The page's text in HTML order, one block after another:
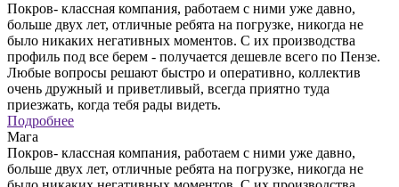
Покров- классная компания, работаем с ними уже давно,
больше двух лет, отличные ребята на погрузке, никогда не
было никаких негативных моментов. С их производства
профиль под все берем - получается дешевле всего по Пензе.
Любые вопросы решают быстро и оперативно, коллектив
очень дружный и приветливый, всегда приятно туда
приезжать, когда тебя рады видеть.
Подробнее
Мага
Покров- классная компания, работаем с ними уже давно,
больше двух лет, отличные ребята на погрузке, никогда не